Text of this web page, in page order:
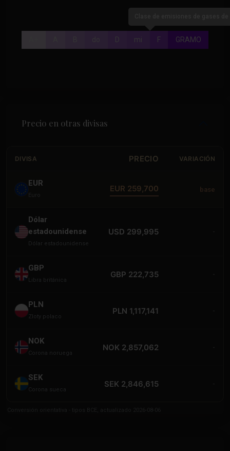
D mi F GRAMO
Precio en otras divisas
DIVISA PRECIO VARIACIÓN
EUR
Euro
EUR 259,700 base
Dólar
estadounidense
Dólar estadounidense
USD 299,995
GBP
Libra británica
GBP 222,735
PLN
Zloty polaco
PLN 1,117,141
NOK
Corona noruega
NOK 2,857,062
SEK
Corona sueca
SEK 2,846,615